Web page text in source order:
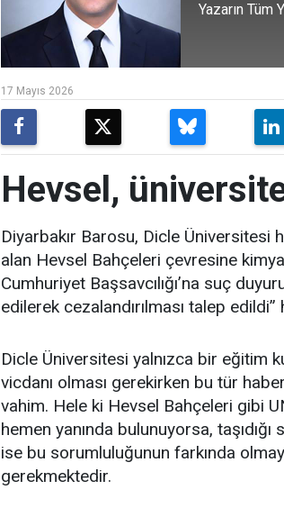
Yazarın Tüm
17 Mayıs 2026
Hevsel,
Diyarbakır Barosu, Dicle Üniversitesi
alan Hevsel Bahçeleri çevresine
Cumhuriyet Başsavcılığı’na suç
edilerek cezalandırılması talep
Dicle Üniversitesi yalnızca bir eğitim
vicdanı olması gerekirken bu tür
vahim. Hele ki Hevsel Bahçeleri gibi
hemen yanında bulunuyorsa,
ise bu sorumluluğunun farkında
gerekmektedir.